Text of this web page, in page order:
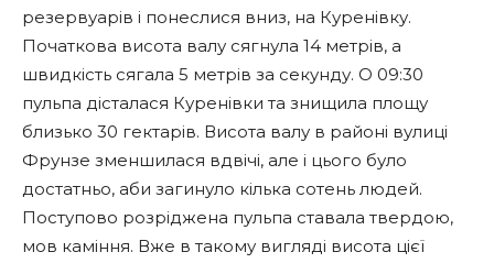
резервуарів і понеслися вниз, на Куренівку.
Початкова висота валу сягнула 14 метрів, а
швидкість сягала 5 метрів за секунду. О 09:30
пульпа дісталася Куренівки та знищила площу
близько 30 гектарів. Висота валу в районі вулиці
Фрунзе зменшилася вдвічі, але і цього було
достатньо, аби загинуло кілька сотень людей.
Поступово розріджена пульпа ставала твердою,
мов каміння. Вже в такому вигляді висота цієї